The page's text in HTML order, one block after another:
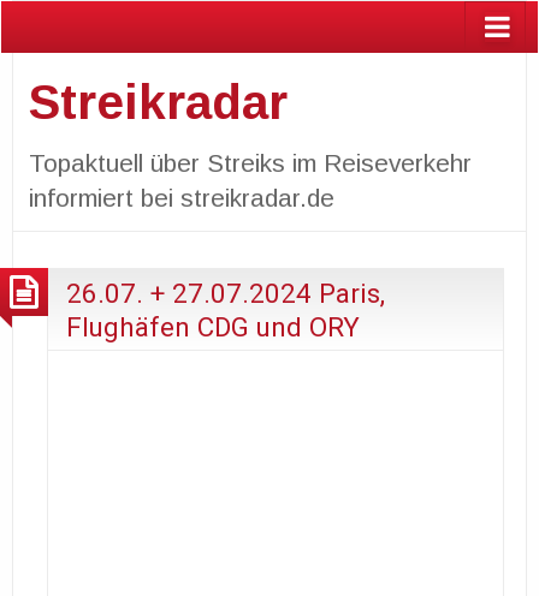
Streikradar
Topaktuell über Streiks im Reiseverkehr
informiert bei streikradar.de
26.07. + 27.07.2024 Paris,
Flughäfen CDG und ORY